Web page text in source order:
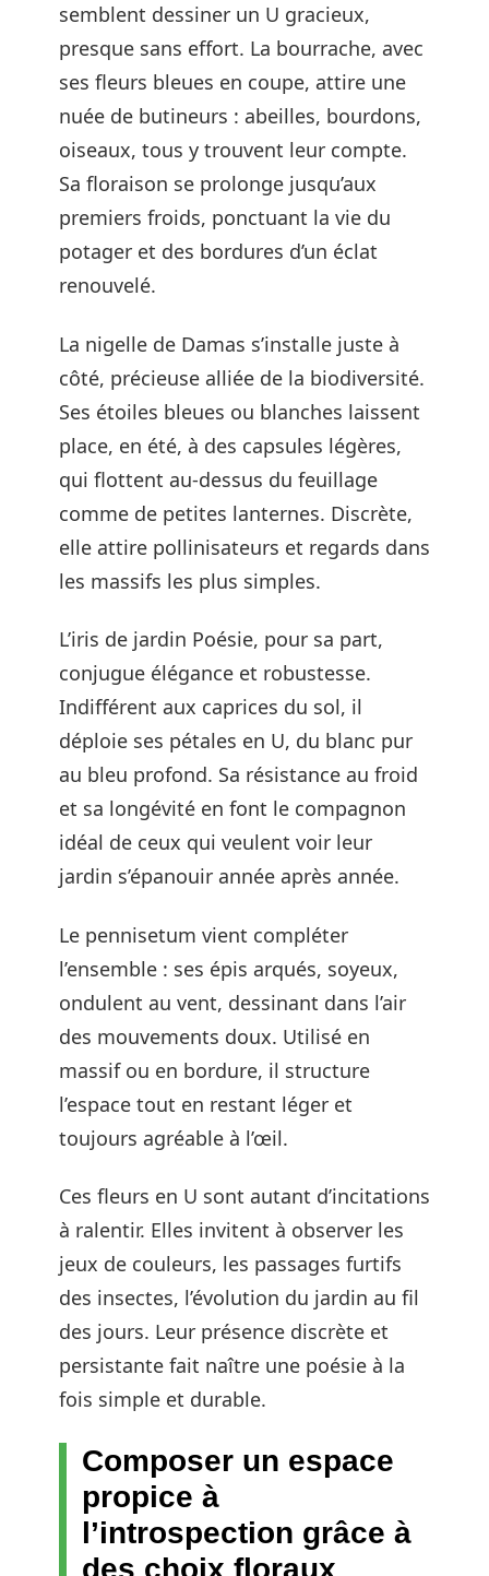
semblent dessiner un U gracieux,
presque sans effort. La bourrache, avec
ses fleurs bleues en coupe, attire une
nuée de butineurs : abeilles, bourdons,
oiseaux, tous y trouvent leur compte.
Sa floraison se prolonge jusqu’aux
premiers froids, ponctuant la vie du
potager et des bordures d’un éclat
renouvelé.
La nigelle de Damas s’installe juste à
côté, précieuse alliée de la biodiversité.
Ses étoiles bleues ou blanches laissent
place, en été, à des capsules légères,
qui flottent au-dessus du feuillage
comme de petites lanternes. Discrète,
elle attire pollinisateurs et regards dans
les massifs les plus simples.
L’iris de jardin Poésie, pour sa part,
conjugue élégance et robustesse.
Indifférent aux caprices du sol, il
déploie ses pétales en U, du blanc pur
au bleu profond. Sa résistance au froid
et sa longévité en font le compagnon
idéal de ceux qui veulent voir leur
jardin s’épanouir année après année.
Le pennisetum vient compléter
l’ensemble : ses épis arqués, soyeux,
ondulent au vent, dessinant dans l’air
des mouvements doux. Utilisé en
massif ou en bordure, il structure
l’espace tout en restant léger et
toujours agréable à l’œil.
Ces fleurs en U sont autant d’incitations
à ralentir. Elles invitent à observer les
jeux de couleurs, les passages furtifs
des insectes, l’évolution du jardin au fil
des jours. Leur présence discrète et
persistante fait naître une poésie à la
fois simple et durable.
Composer un espace
propice à
l’introspection grâce à
des choix floraux